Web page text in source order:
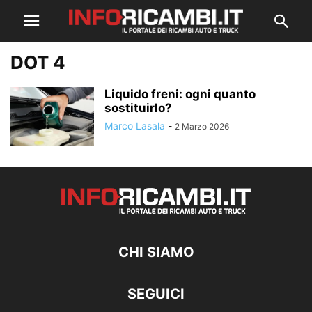
DOT 4
Liquido freni: ogni quanto
sostituirlo?
Marco Lasala - 2 Marzo 2026
CHI SIAMO
SEGUICI